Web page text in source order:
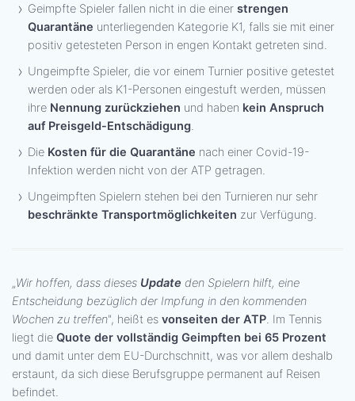
Geimpfte Spieler fallen nicht in die einer strengen
Quarantäne unterliegenden Kategorie K1, falls sie mit einer
positiv getesteten Person in engen Kontakt getreten sind.
Ungeimpfte Spieler, die vor einem Turnier positive getestet
werden oder als K1-Personen eingestuft werden, müssen
ihre Nennung zurückziehen und haben kein Anspruch
auf Preisgeld-Entschädigung.
Die Kosten für die Quarantäne nach einer Covid-19-
Infektion werden nicht von der ATP getragen.
Ungeimpften Spielern stehen bei den Turnieren nur sehr
beschränkte Transportmöglichkeiten zur Verfügung.
„Wir hoffen, dass dieses Update den Spielern hilft, eine
Entscheidung bezüglich der Impfung in den kommenden
Wochen zu treffen", heißt es vonseiten der ATP. Im Tennis
liegt die Quote der vollständig Geimpften bei 65 Prozent
und damit unter dem EU-Durchschnitt, was vor allem deshalb
erstaunt, da sich diese Berufsgruppe permanent auf Reisen
befindet.